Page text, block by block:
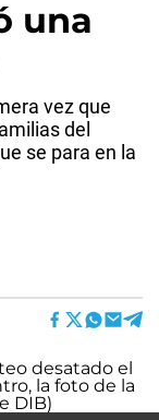
una
vez que
del
se para en la